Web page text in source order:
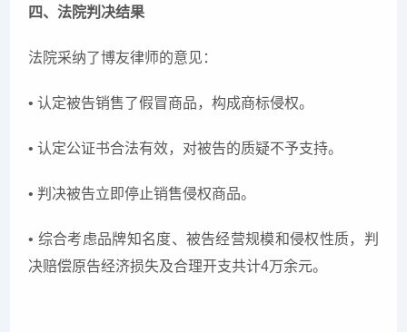
四、法院判决结果
法院采纳了博友律师的意见：
• 认定被告销售了假冒商品，构成商标侵权。
• 认定公证书合法有效，对被告的质疑不予支持。
• 判决被告立即停止销售侵权商品。
• 综合考虑品牌知名度、被告经营规模和侵权性质，判
决赔偿原告经济损失及合理开支共计4万余元。